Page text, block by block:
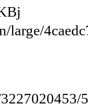
large/